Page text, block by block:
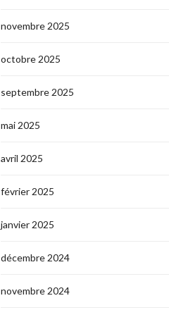
novembre 2025
octobre 2025
septembre 2025
mai 2025
avril 2025
février 2025
janvier 2025
décembre 2024
novembre 2024